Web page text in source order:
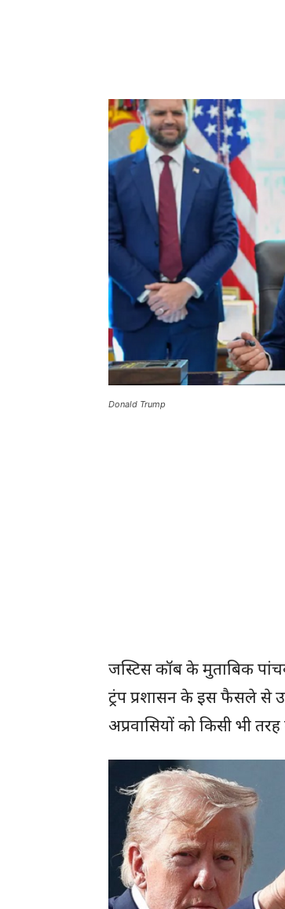
Donald Trump
जस्टिस कॉब के मुताबिक
ट्रंप प्रशासन के इस फैसले से
अप्रवासियों को किसी भी